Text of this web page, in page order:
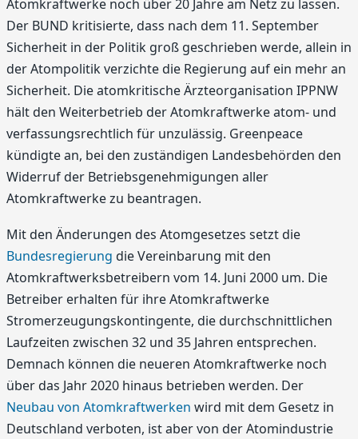
Atomkraftwerke noch über 20 Jahre am Netz zu lassen.
Der BUND kritisierte, dass nach dem 11. September
Sicherheit in der Politik groß geschrieben werde, allein in
der Atompolitik verzichte die Regierung auf ein mehr an
Sicherheit. Die atomkritische Ärzteorganisation IPPNW
hält den Weiterbetrieb der Atomkraftwerke atom- und
verfassungsrechtlich für unzulässig. Greenpeace
kündigte an, bei den zuständigen Landesbehörden den
Widerruf der Betriebsgenehmigungen aller
Atomkraftwerke zu beantragen.
Mit den Änderungen des Atomgesetzes setzt die
Bundesregierung die Vereinbarung mit den
Atomkraftwerksbetreibern vom 14. Juni 2000 um. Die
Betreiber erhalten für ihre Atomkraftwerke
Stromerzeugungskontingente, die durchschnittlichen
Laufzeiten zwischen 32 und 35 Jahren entsprechen.
Demnach können die neueren Atomkraftwerke noch
über das Jahr 2020 hinaus betrieben werden. Der
Neubau von Atomkraftwerken wird mit dem Gesetz in
Deutschland verboten, ist aber von der Atomindustrie